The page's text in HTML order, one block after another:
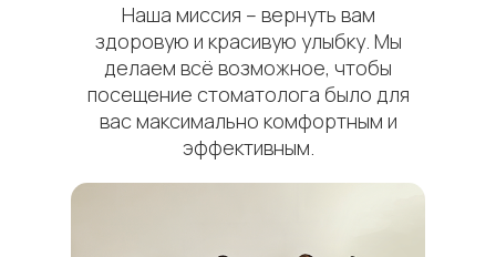
Наша миссия – вернуть вам
здоровую и красивую улыбку. Мы
делаем всё возможное, чтобы
посещение стоматолога было для
вас максимально комфортным и
эффективным.